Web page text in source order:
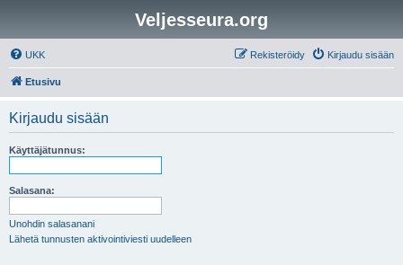
Veljesseura.org
UKK Kirjaudu sisään
Rekisteröidy
Etusivu
Kirjaudu sisään
Käyttäjätunnus:
Salasana:
Unohdin salasanani
Lähetä tunnusten aktivointiviesti uudelleen